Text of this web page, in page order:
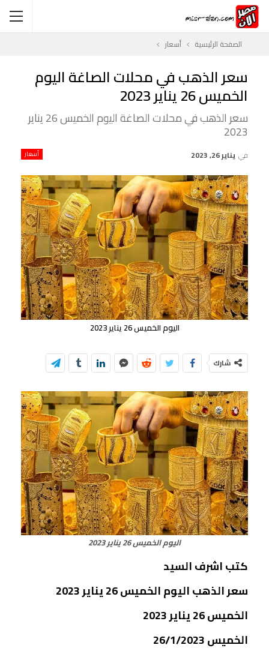
الصفحة الرئيسية أسعار
سعر الذهب في محلات الصاغة اليوم
الخميس 26 يناير 2023
سعر الذهب في محلات الصاغة اليوم الخميس 26 يناير
2023
أسعار في يناير 26, 2023
اليوم الخميس 26 يناير 2023
شارك
اليوم الخميس 26 يناير 2023
كتب اشرف السيد
سعر الذهب اليوم الخميس 26 يناير 2023
الخميس 26 يناير 2023
الخميس 26/1/2023